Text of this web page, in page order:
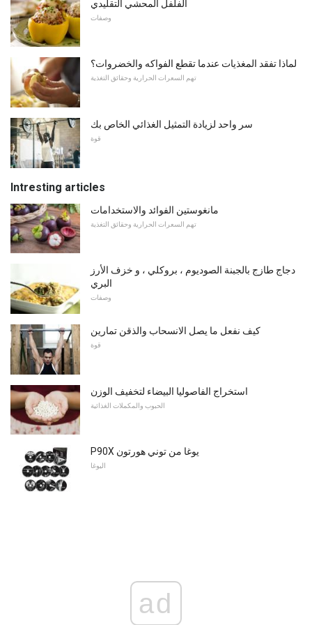
الفلفل المحشي التقليدي
وصفات
لماذا تفقد المغذيات عندما تقطع الفواكه والخضروات؟
تهم السعرات الحرارية وحقائق التغذية
سر واحد لزيادة التمثيل الغذائي الخاص بك
قوة
Intresting articles
مانغوستين الفوائد والاستخدامات
تهم السعرات الحرارية وحقائق التغذية
دجاج طازج بالجبنة الصوديوم ، بروكلي ، و خزف الأرز
البري
وصفات
كيف نفعل ما يصل الانسحاب والذقن تمارين
قوة
استخراج الفاصوليا البيضاء لتخفيف الوزن
الحبوب والمكملات الغذائية
P90X يوغا من توني هورتون
اليوغا
ad